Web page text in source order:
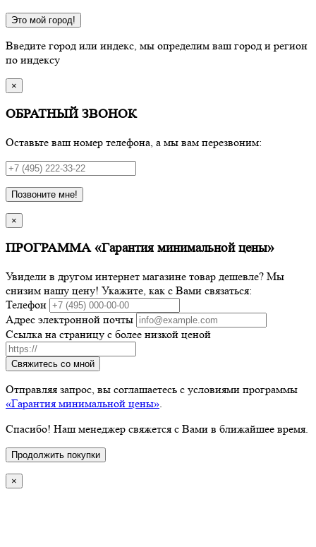
Это мой город!
Введите город или индекс, мы определим ваш город и регион
по индексу
×
ОБРАТНЫЙ ЗВОНОК
Оставьте ваш номер телефона, а мы вам перезвоним:
Позвоните мне!
×
ПРОГРАММА «Гарантия минимальной цены»
Увидели в другом интернет магазине товар дешевле? Мы
снизим нашу цену! Укажите, как с Вами связаться:
Телефон
Адрес электронной почты
Ссылка на страницу с более низкой ценой
Свяжитесь со мной
Отправляя запрос, вы соглашаетесь с условиями программы
«Гарантия минимальной цены».
Спасибо! Наш менеджер свяжется с Вами в ближайшее время.
Продолжить покупки
×